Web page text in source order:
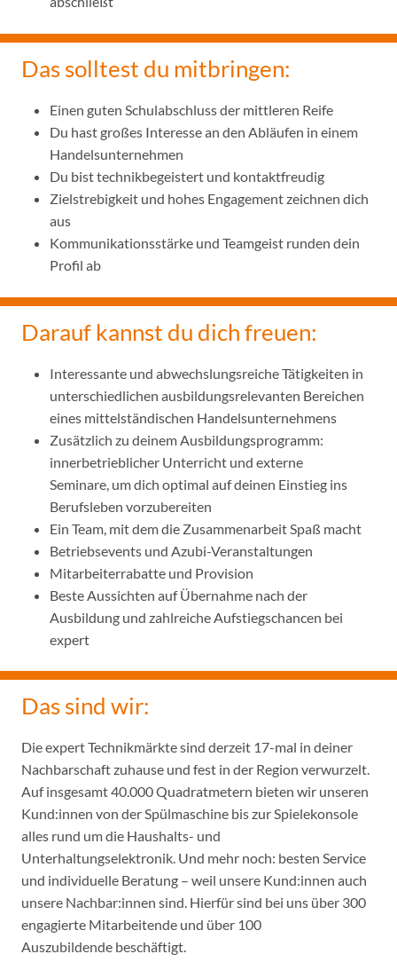
Das solltest du mitbringen:
Einen guten Schulabschluss der mittleren Reife
Du hast großes Interesse an den Abläufen in einem
Handelsunternehmen
Du bist technikbegeistert und kontaktfreudig
Zielstrebigkeit und hohes Engagement zeichnen dich
aus
Kommunikationsstärke und Teamgeist runden dein
Profil ab
Darauf kannst du dich freuen:
Interessante und abwechslungsreiche Tätigkeiten in
unterschiedlichen ausbildungsrelevanten Bereichen
eines mittelständischen Handelsunternehmens
Zusätzlich zu deinem Ausbildungsprogramm:
innerbetrieblicher Unterricht und externe
Seminare, um dich optimal auf deinen Einstieg ins
Berufsleben vorzubereiten
Ein Team, mit dem die Zusammenarbeit Spaß macht
Betriebsevents und Azubi-Veranstaltungen
Mitarbeiterrabatte und Provision
Beste Aussichten auf Übernahme nach der
Ausbildung und zahlreiche Aufstiegschancen bei
expert
Das sind wir:
Die expert Technikmärkte sind derzeit 17-mal in deiner
Nachbarschaft zuhause und fest in der Region verwurzelt.
Auf insgesamt 40.000 Quadratmetern bieten wir unseren
Kund:innen von der Spülmaschine bis zur Spielekonsole
alles rund um die Haushalts- und
Unterhaltungselektronik. Und mehr noch: besten Service
und individuelle Beratung – weil unsere Kund:innen auch
unsere Nachbar:innen sind. Hierfür sind bei uns über 300
engagierte Mitarbeitende und über 100
Auszubildende beschäftigt.